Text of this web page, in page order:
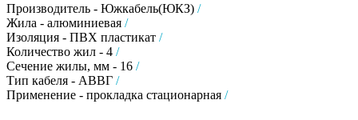
Производитель - Южкабель(ЮКЗ) /
Жила - алюминиевая /
Изоляция - ПВХ пластикат /
Количество жил - 4 /
Сечение жилы, мм - 16 /
Тип кабеля - АВВГ /
Применение - прокладка стационарная /